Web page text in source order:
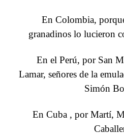
En Colombia,
granadinos lo lucieron
En el Perú, por San
Lamar, señores de la
Simón
En Cuba , por Martí,